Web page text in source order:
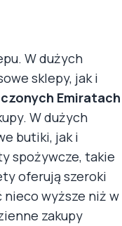
W dużych
sklepy, jak i
Emiratach
W dużych
butiki, jak i
spożywcze, takie
oferują szeroki
wyższe niż w
zakupy